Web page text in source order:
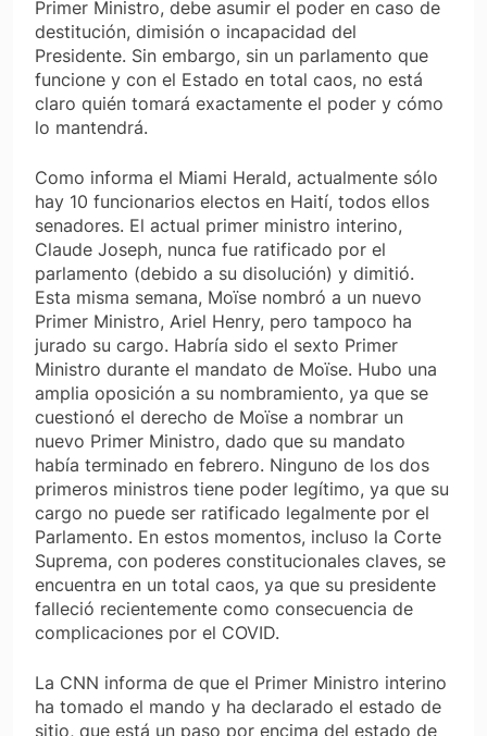
Primer Ministro, debe asumir el poder en caso de
destitución, dimisión o incapacidad del
Presidente. Sin embargo, sin un parlamento que
funcione y con el Estado en total caos, no está
claro quién tomará exactamente el poder y cómo
lo mantendrá.
Como informa el Miami Herald, actualmente sólo
hay 10 funcionarios electos en Haití, todos ellos
senadores. El actual primer ministro interino,
Claude Joseph, nunca fue ratificado por el
parlamento (debido a su disolución) y dimitió.
Esta misma semana, Moïse nombró a un nuevo
Primer Ministro, Ariel Henry, pero tampoco ha
jurado su cargo. Habría sido el sexto Primer
Ministro durante el mandato de Moïse. Hubo una
amplia oposición a su nombramiento, ya que se
cuestionó el derecho de Moïse a nombrar un
nuevo Primer Ministro, dado que su mandato
había terminado en febrero. Ninguno de los dos
primeros ministros tiene poder legítimo, ya que su
cargo no puede ser ratificado legalmente por el
Parlamento. En estos momentos, incluso la Corte
Suprema, con poderes constitucionales claves, se
encuentra en un total caos, ya que su presidente
falleció recientemente como consecuencia de
complicaciones por el COVID.
La CNN informa de que el Primer Ministro interino
ha tomado el mando y ha declarado el estado de
sitio, que está un paso por encima del estado de